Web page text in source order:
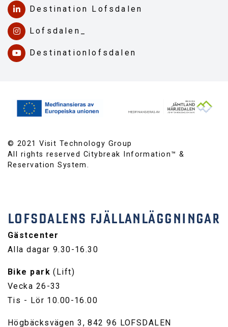
Destination Lofsdalen
Lofsdalen_
Destinationlofsdalen
© 2021 Visit Technology Group
All rights reserved Citybreak Information™ &
Reservation System.
LOFSDALENS FJÄLLANLÄGGNINGAR
Gästcenter
Alla dagar 9.30-16.30
Bike park (Lift)
Vecka 26-33
Tis - Lör 10.00-16.00
Högbäcksvägen 3, 842 96 LOFSDALEN